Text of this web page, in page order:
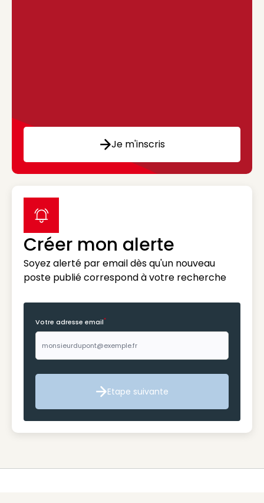
Je m'inscris
Créer mon alerte
Soyez alerté par email dès qu'un nouveau
poste publié correspond à votre recherche
label icon
Votre adresse email*
Etape suivante
Etape suivante